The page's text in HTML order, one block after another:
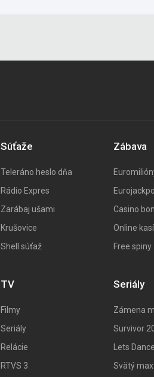
Súťaže
Teleráno heslo dňa
Rádio Expres
Zarábaj ušami
Krušovice
Shell súťaž
Zábava
Casino
Online
Free spiny
TV
Filmy
Seriály
Relácie
RTVS 3
Seriály
Zámena
Survivor
Lets
Svätý max